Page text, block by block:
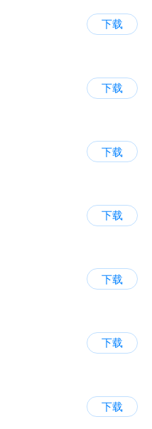
下载
下载
下载
下载
下载
下载
下载